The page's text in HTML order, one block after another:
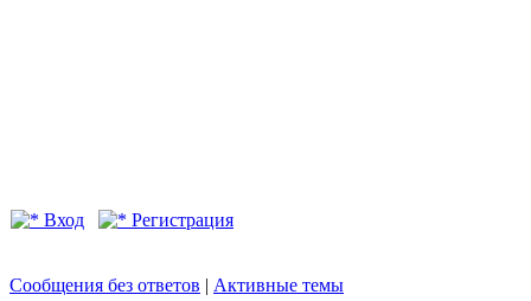
Вход Регистрация
Сообщения без ответов | Активные темы